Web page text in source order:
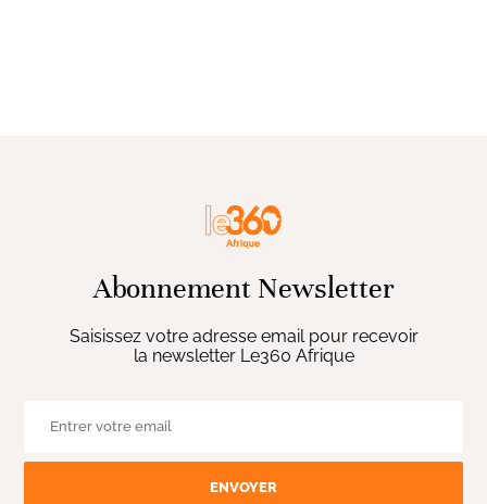
Abonnement Newsletter
Saisissez votre adresse email pour recevoir
la newsletter Le360 Afrique
ENVOYER